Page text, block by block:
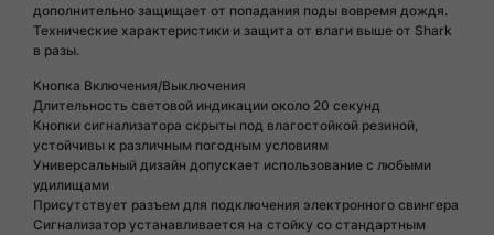
дополнительно защищает от попадания поды вовремя дождя.
Технические характеристики и защита от влаги выше от Shark
в разы.
Кнопка Включения/Выключения
Длительность световой индикации около 20 секунд
Кнопки сигнализатора скрыты под влагостойкой резиной,
устойчивы к различным погодным условиям
Универсальный дизайн допускает использование с любыми
удилищами
Присутствует разъем для подключения электронного свингера
Сигнализатор устанавливается на стойку со стандартным